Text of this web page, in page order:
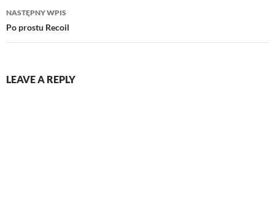
NASTĘPNY WPIS
Po prostu Recoil
LEAVE A REPLY